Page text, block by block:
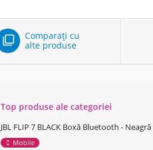

Comparați cu
alte produse
Top produse ale categoriei
JBL FLIP 7 BLACK Boxă Bluetooth - Neagră
Mobile